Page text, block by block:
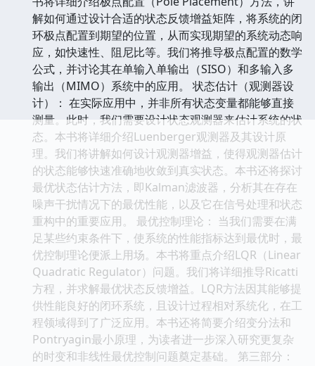
解如何通过设计合适的状态反馈增益矩阵，将系统的闭
环极点配置到期望的位置，从而实现期望的系统动态响
应，如快速性、阻尼比等。我们将推导极点配置的数学
公式，并讨论其在单输入单输出（SISO）和多输入多
输出（MIMO）系统中的应用。 状态估计（观测器设
计）： 在实际应用中，并非所有状态变量都能够直接
测量。此时，我们需要设计状态观测器来估计系统的状
态。本书将详细介绍Luenberger观测器及其设计原
理。我们将讲解如何设计观测器增益，使得观测器估计
的状态能够快速准确地收敛到真实状态。本书还将探讨
最优状态估计方法，即Kalman滤波器，分析其在存在
噪声干扰情况下的最优性能，以及它在信号处理和状态
重构中的重要应用。 最优控制理论： 当我们需要在满
足某些约束条件下，使系统的性能指标达到最优时，最
优控制理论便派上用场。本书将重点介绍LQR（Linear
Quadratic Regulator）问题。我们将详细推导Ricatti
方程，并求解最优状态反馈增益。LQR方法因其能够提
供性能良好的闭环系统，且设计过程相对系统化，在工
程领域得到了广泛应用。本书还将简要介绍变分法和
Pontryagin最小原理，为读者进一步深入研究更复杂
的时变和非线性最优控制问题奠定基础。 第三部分：